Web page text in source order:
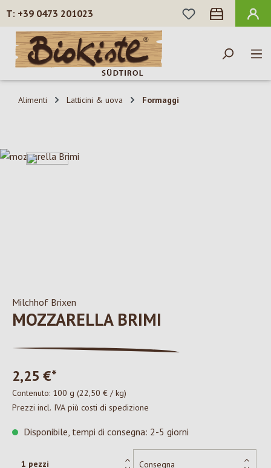
Passa al contenuto principale
+39 0473 201023
HAI 0 ARTICOLI
Alimenti Latticini & uova Formaggi
Salta la galleria di immagini
Milchhof Brixen
MOZZARELLA BRIMI
2,25 €*
Contenuto: 100 g (22,50 € / kg)
Prezzi incl. IVA più costi di spedizione
Disponibile, tempi di consegna: 2-5 giorni